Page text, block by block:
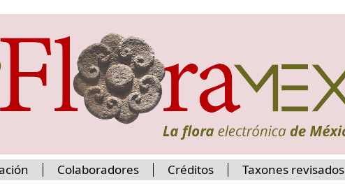
Colaboradores Créditos Taxones revisados